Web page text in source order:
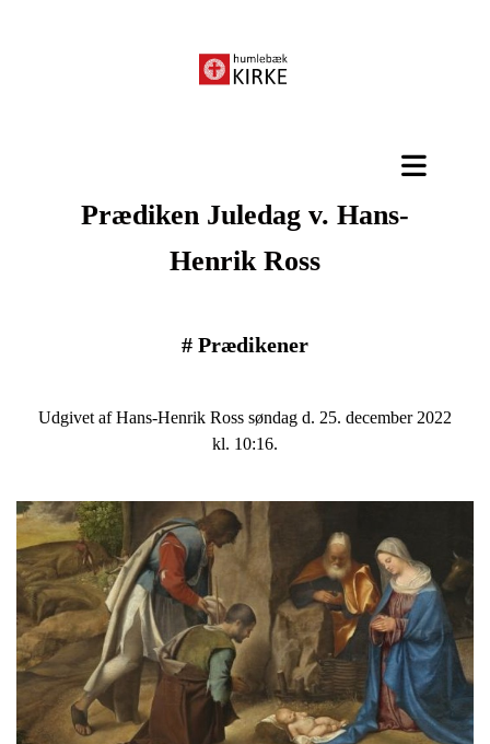
Prædiken Juledag v. Hans-
Henrik Ross
# Prædikener
Udgivet af Hans-Henrik Ross søndag d. 25. december 2022
kl. 10:16.